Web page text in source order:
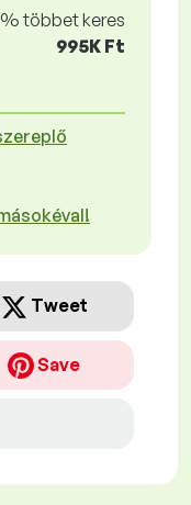
többet keres
995K Ft
Tweet
Save